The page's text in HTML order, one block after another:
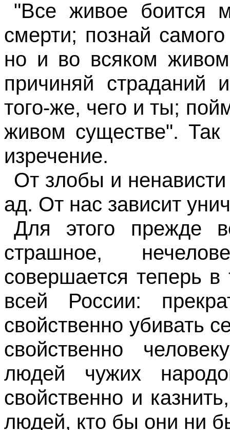
"Все живое боится
смерти; познай
но и во всяком
причиняй страданий
того-же, чего и ты;
живом существе". Так
изречение.
От злобы и
ад. От нас зависит
Для этого прежде
страшное,
совершается теперь
всей России:
свойственно убивать
свойственно
людей чужих
свойственно и
людей, кто бы они ни